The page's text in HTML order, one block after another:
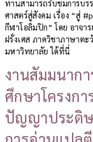
ท่านสามารถรับชมการบร
ศาสตร์สู่สังคม เรื่อง “สู่
กีฬาโอลิมปิก” โดย อาจ
ฝรั่งเศส ภาควิชาภาษาต
มหาวิทยาลัย ได้ที่นี่
งานสัมมนาก
ศึกษาโครงก
ปัญญาประดิ